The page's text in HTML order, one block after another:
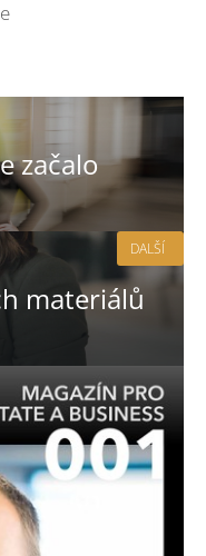
začalo
materiálů
DALŠÍ